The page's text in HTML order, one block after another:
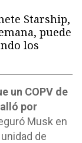
Starship,
puede
los
un COPV de
por
Musk en
de